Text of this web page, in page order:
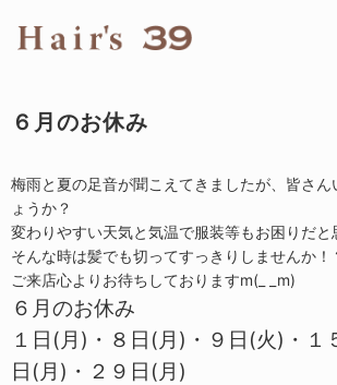
６月のお休み
梅雨と夏の足音が聞こえてきましたが、皆さん
ょうか？
変わりやすい天気と気温で服装等もお困りだと
そんな時は髪でも切ってすっきりしませんか！
ご来店心よりお待ちしておりますm(_ _m)
６月のお休み
１日(月)・８日(月)・９日(火)・１
日(月)・２９日(月)